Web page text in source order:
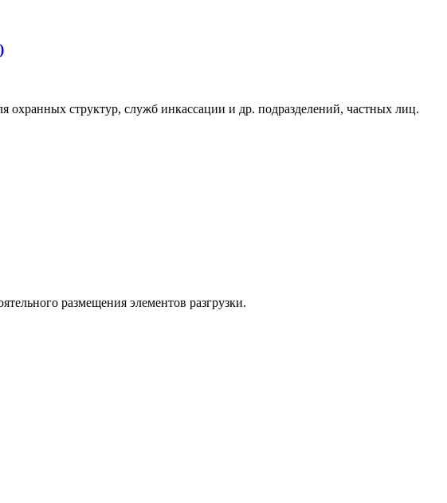
охранных структур, служб инкассации и др. подразделений, частных лиц.
размещения элементов разгрузки.